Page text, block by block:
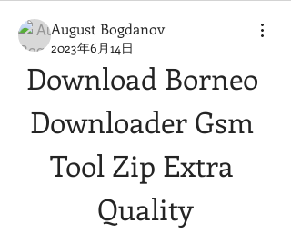
August Bogdanov
2023年6月14日
Download Borneo
Downloader Gsm
Tool Zip Extra
Quality